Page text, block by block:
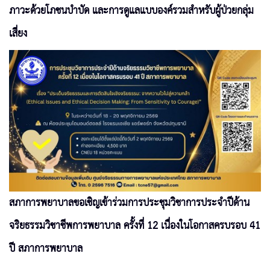
ภาวะด้วยโภชนบำบัด และการดูแลแบบองค์รวมสำหรับผู้ป่วยกลุ่ม
เสี่ยง
สภาการพยาบาลขอเชิญเข้าร่วมการประชุมวิชาการประจำปีด้าน
จริยธรรมวิชาชีพการพยาบาล ครั้งที่ 12 เนื่องในโอกาสครบรอบ 41
ปี สภาการพยาบาล